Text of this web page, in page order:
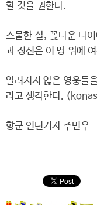
할 것을 권한다.
스물한 살, 꽃다운 나
과 정신은 이 땅 위에
알려지지 않은 영웅들
라고 생각한다.
향군 인턴기자 주민우